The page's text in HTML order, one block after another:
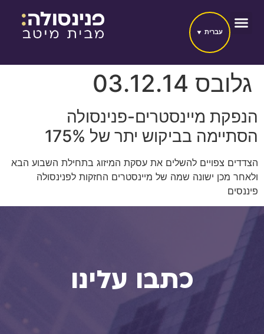
עברית
גלובס 03.12.14
הנפקת מיינסטרים-פנינסולה
הסתיימה בביקוש יתר של 175%
הצדדים צפויים להשלים את עסקת המיזוג בתחילת השבוע הבא
ולאחר מכן ישונה שמה של מיינסטרים החזקות לפנינסולה
פיננסים
כתבו עלינו